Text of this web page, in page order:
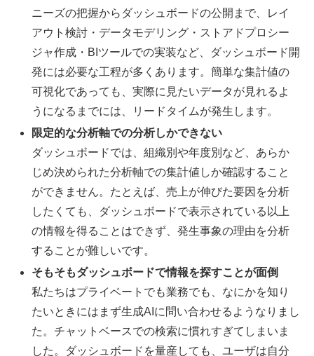
ニーズの把握からダッシュボードの公開まで、レイ
アウト検討・データモデリング・ストアドプロシー
ジャ作成・BIツールでの実装など、ダッシュボード開
発には必要な工程が多くあります。簡単な集計値の
可視化であっても、実際に見たいデータが見れるよ
うになるまでには、リードタイムが発生します。
限定的な分析軸での分析しかできない
ダッシュボードでは、組織別や年度別など、あらか
じめ決められた分析軸での集計値しか確認すること
ができません。たとえば、売上が伸びた要因を分析
したくても、ダッシュボードで表示されている以上
の情報を得ることはできず、発生事象の理由を分析
することが難しいです。
そもそもダッシュボードで情報を探すことが面倒
私たちはプライベートでも業務でも、なにかを知り
たいときにはまず生成AIに問い合わせるようなりまし
た。チャットベースでの検索に慣れすぎてしまいま
した。ダッシュボードを量産しても、ユーザは自分